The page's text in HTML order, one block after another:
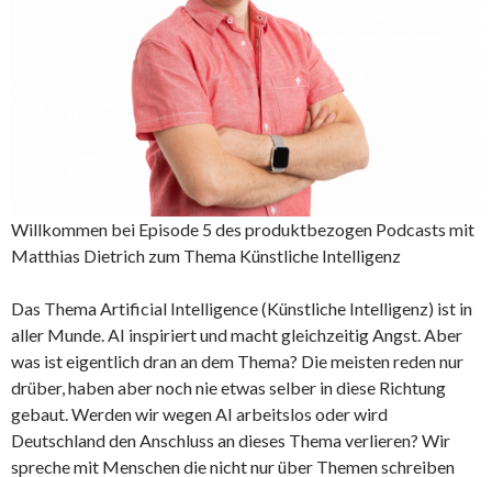
Willkommen bei Episode 5 des produktbezogen Podcasts mit
Matthias Dietrich zum Thema Künstliche Intelligenz
Das Thema Artificial Intelligence (Künstliche Intelligenz) ist in
aller Munde. AI inspiriert und macht gleichzeitig Angst. Aber
was ist eigentlich dran an dem Thema? Die meisten reden nur
drüber, haben aber noch nie etwas selber in diese Richtung
gebaut. Werden wir wegen AI arbeitslos oder wird
Deutschland den Anschluss an dieses Thema verlieren? Wir
spreche mit Menschen die nicht nur über Themen schreiben